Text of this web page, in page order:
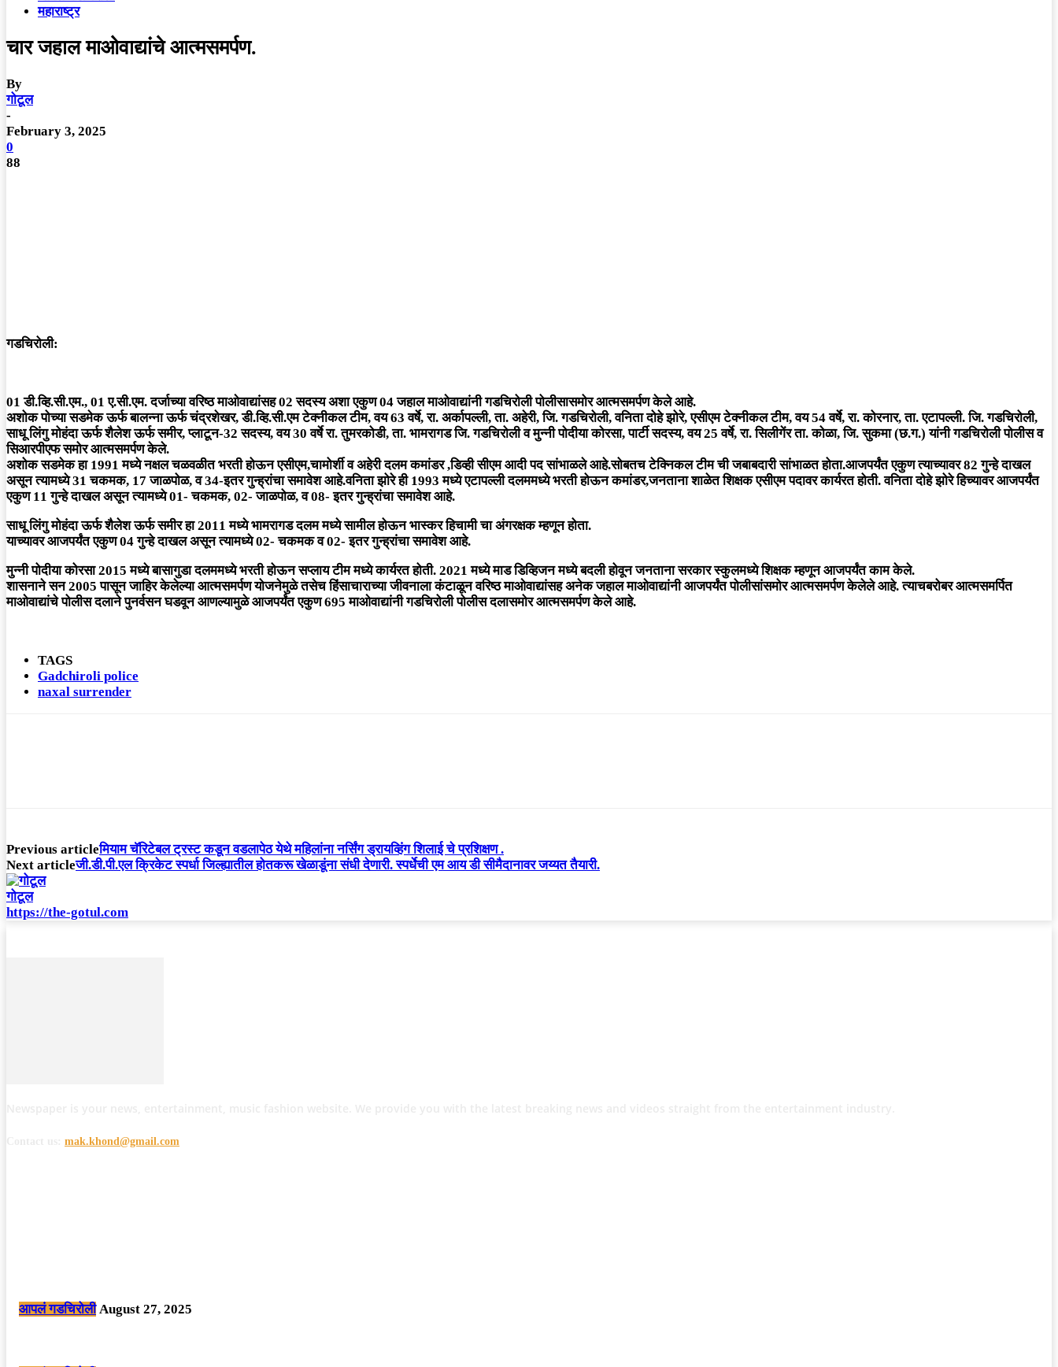
महाराष्ट्र
चार जहाल माओवाद्यांचे आत्मसमर्पण.
By
गोटूल
-
February 3, 2025
0
88
गडचिरोली:
01 डी.व्हि.सी.एम., 01 ए.सी.एम. दर्जाच्या वरिष्ठ माओवाद्यांसह 02 सदस्य अशा एकुण 04 जहाल माओवाद्यांनी गडचिरोली पोलीसासमोर आत्मसमर्पण केले आहे.
अशोक पोच्या सडमेक ऊर्फ बालन्ना ऊर्फ चंद्रशेखर, डी.व्हि.सी.एम टेक्नीकल टीम, वय 63 वर्षे, रा. अर्कापल्ली, ता. अहेरी, जि. गडचिरोली, वनिता दोहे झोरे, एसीएम टेक्नीकल टीम, वय 54 वर्षे, रा. कोरनार, ता. एटापल्ली. जि. गडचिरोली,
साधू लिंगु मोहंदा ऊर्फ शैलेश ऊर्फ समीर, प्लाटून-32 सदस्य, वय 30 वर्षे रा. तुमरकोडी, ता. भामरागड जि. गडचिरोली व मुन्नी पोदीया कोरसा, पार्टी सदस्य, वय 25 वर्षे, रा. सिलीगेंर ता. कोळा, जि. सुकमा (छ.ग.) यांनी गडचिरोली पोलीस व
सिआरपीएफ समोर आत्मसमर्पण केले.
अशोक सडमेक हा 1991 मध्ये नक्षल चळवळीत भरती होऊन एसीएम,चामोर्शी व अहेरी दलम कमांडर ,डिव्ही सीएम आदी पद सांभाळले आहे.सोबतच टेक्निकल टीम ची जबाबदारी सांभाळत होता.आजपर्यंत एकुण त्याच्यावर 82 गुन्हे दाखल
असून त्यामध्ये 31 चकमक, 17 जाळपोळ, व 34-इतर गुन्ह्रांचा समावेश आहे.वनिता झोरे ही 1993 मध्ये एटापल्ली दलममध्ये भरती होऊन कमांडर,जनताना शाळेत शिक्षक एसीएम पदावर कार्यरत होती. वनिता दोहे झोरे हिच्यावर आजपर्यंत
एकुण 11 गुन्हे दाखल असून त्यामध्ये 01- चकमक, 02- जाळपोळ, व 08- इतर गुन्ह्रांचा समावेश आहे.
साधू लिंगु मोहंदा ऊर्फ शैलेश ऊर्फ समीर हा 2011 मध्ये भामरागड दलम मध्ये सामील होऊन भास्कर हिचामी चा अंगरक्षक म्हणून होता.
याच्यावर आजपर्यंत एकुण 04 गुन्हे दाखल असून त्यामध्ये 02- चकमक व 02- इतर गुन्ह्रांचा समावेश आहे.
मुन्नी पोदीया कोरसा 2015 मध्ये बासागुडा दलममध्ये भरती होऊन सप्लाय टीम मध्ये कार्यरत होती. 2021 मध्ये माड डिव्हिजन मध्ये बदली होवून जनताना सरकार स्कुलमध्ये शिक्षक म्हणून आजपर्यंत काम केले.
शासनाने सन 2005 पासून जाहिर केलेल्या आत्मसमर्पण योजनेमुळे तसेच हिंसाचाराच्या जीवनाला कंटाळून वरिष्ठ माओवाद्यांसह अनेक जहाल माओवाद्यांनी आजपर्यंत पोलीसांसमोर आत्मसमर्पण केलेले आहे. त्याचबरोबर आत्मसमर्पित
माओवाद्यांचे पोलीस दलाने पुनर्वसन घडवून आणल्यामुळे आजपर्यंत एकुण 695 माओवाद्यांनी गडचिरोली पोलीस दलासमोर आत्मसमर्पण केले आहे.
TAGS
Gadchiroli police
naxal surrender
Previous articleमियाम चॅरिटेबल ट्रस्ट कडून वडलापेठ येथे महिलांना नर्सिंग ड्रायव्हिंग शिलाई चे प्रशिक्षण .
Next articleजी.डी.पी.एल क्रिकेट स्पर्धा जिल्ह्यातील होतकरू खेळाडूंना संधी देणारी. स्पर्धेची एम आय डी सीमैदानावर जय्यत तैयारी.
गोटूल
https://the-gotul.com
mak.khond@gmail.com
आपलं गडचिरोली August 27, 2025